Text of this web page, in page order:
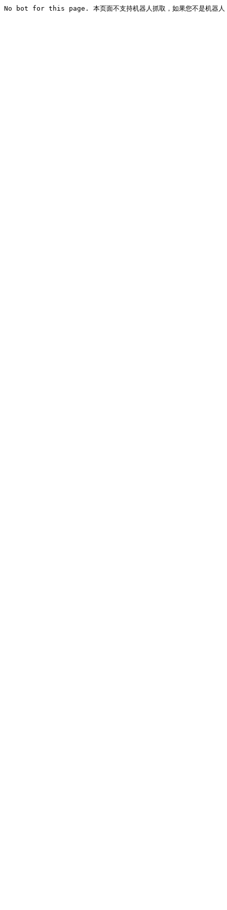
No bot for this page. 本页面不支持机器人抓取，如果您不是机器人，